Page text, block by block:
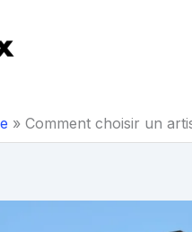
Comment choisir un